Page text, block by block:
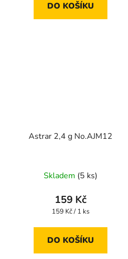
DO KOŠÍKU
Astrar 2,4 g No.AJM12
Skladem (5 ks)
159 Kč
Měrná
159 Kč / 1 ks
DO KOŠÍKU